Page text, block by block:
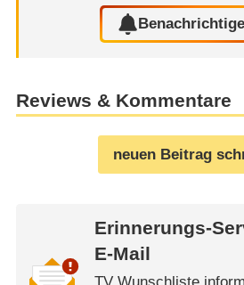
Reviews & Kommentare
neuen Beitrag
Erinnerungs-
E-Mail